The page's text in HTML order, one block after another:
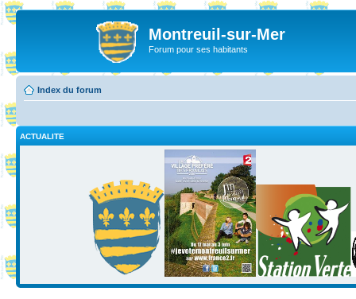
Montreuil-sur-Mer
Forum pour ses habitants
Index du forum
ACTUALITE